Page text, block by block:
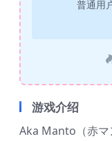
普通用
游戏介绍
Aka Manto（赤マ